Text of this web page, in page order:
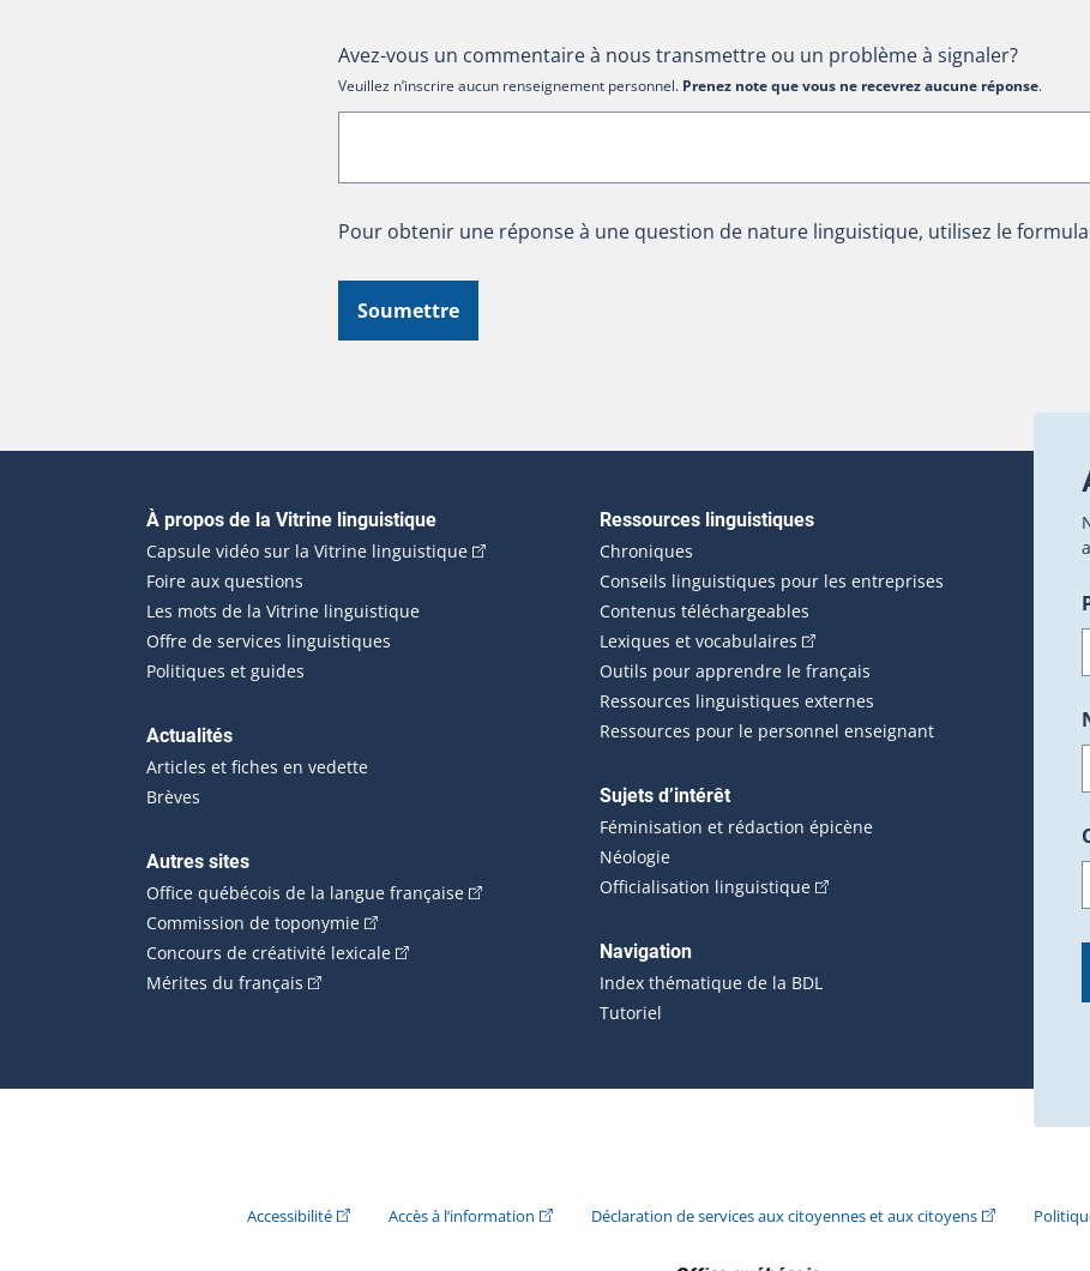
Avez-vous un commentaire à nous transmettre ou un problème à signaler?
Veuillez n’inscrire aucun renseignement personnel. Prenez note que vous ne recevrez aucune réponse.
Pour obtenir une réponse à une question de nature linguistique, utilisez le
Soumettre
Navigation principale
À propos de la Vitrine linguistique
Capsule vidéo sur la Vitrine linguistique(Cet hyperlien externe s'ouvrira dans une nouvelle fenêtre.)
Foire aux questions
Les mots de la Vitrine linguistique
Offre de services linguistiques
Politiques et guides
Actualités
Articles et fiches en vedette
Brèves
Autres sites
Office québécois de la langue française(Cet hyperlien externe s'ouvrira dans une nouvelle fenêtre.)
Commission de toponymie(Cet hyperlien externe s'ouvrira dans une nouvelle fenêtre.)
Concours de créativité lexicale(Cet hyperlien externe s'ouvrira dans une nouvelle fenêtre.)
Mérites du français (Cet hyperlien externe s'ouvrira dans une nouvelle fenêtre.)
Ressources linguistiques
Chroniques
Conseils linguistiques pour les entreprises
Contenus téléchargeables
Lexiques et vocabulaires (Cet hyperlien externe s'ouvrira
Outils pour apprendre le français
Ressources linguistiques externes
Ressources pour le personnel enseignant
Sujets d’intérêt
Féminisation et rédaction épicène
Néologie
Officialisation linguistique(Cet hyperlien externe s'ouvrira
Navigation
Index thématique de la BDL
Tutoriel
Accessibilité(Cet hyperlien externe s'ouvrira dans une nouvelle fenêtre.)
Accès à l’information (Cet hyperlien externe s'ouvrira dans une nouvelle fenêtre.)
Déclaration de services aux citoyennes et aux citoyens(Cet hyperlien